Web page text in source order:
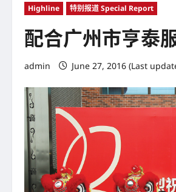
Highline 特别报道 Special Report
配合广州市亨泰
admin June 27, 2016 (Last